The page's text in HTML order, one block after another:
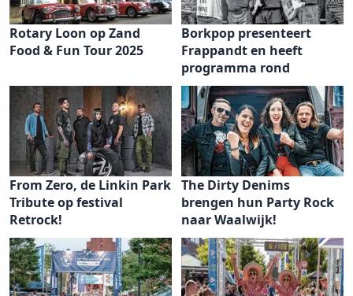
Rotary Loon op Zand
Food & Fun Tour 2025
Borkpop presenteert
Frappandt en heeft
programma rond
From Zero, de Linkin Park
Tribute op festival
Retrock!
The Dirty Denims
brengen hun Party Rock
naar Waalwijk!